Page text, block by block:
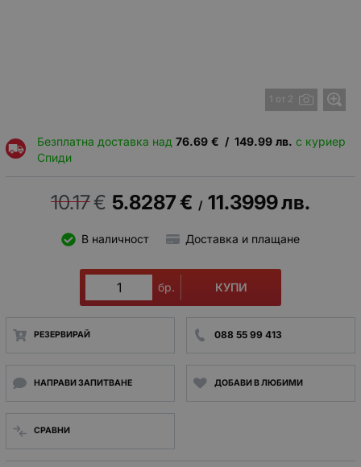
1 от 2
Безплатна доставка над 76.69 € / 149.99 лв. с куриер
Спиди
10.17€ 5.8287€ / 11.3999лв.
В наличност Доставка и плащане
бр. КУПИ
РЕЗЕРВИРАЙ 088 55 99 413
НАПРАВИ ЗАПИТВАНЕ ДОБАВИ В ЛЮБИМИ
СРАВНИ